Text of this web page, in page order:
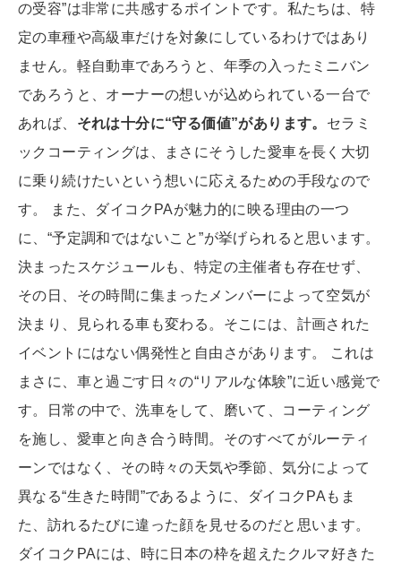
の受容”は非常に共感するポイントです。私たちは、特
定の車種や高級車だけを対象にしているわけではあり
ません。軽自動車であろうと、年季の入ったミニバン
であろうと、オーナーの想いが込められている一台で
あれば、 それは十分に“守る価値”があります。 セラミ
ックコーティングは、まさにそうした愛車を長く大切
に乗り続けたいという想いに応えるための手段なので
す。 また、ダイコクPAが魅力的に映る理由の一つ
に、“予定調和ではないこと”が挙げられると思います。
決まったスケジュールも、特定の主催者も存在せず、
その日、その時間に集まったメンバーによって空気が
決まり、見られる車も変わる。そこには、計画された
イベントにはない偶発性と自由さがあります。 これは
まさに、車と過ごす日々の“リアルな体験”に近い感覚で
す。日常の中で、洗車をして、磨いて、コーティング
を施し、愛車と向き合う時間。そのすべてがルーティ
ーンではなく、その時々の天気や季節、気分によって
異なる“生きた時間”であるように、ダイコクPAもま
た、訪れるたびに違った顔を見せるのだと思います。
ダイコクPAには、時に日本の枠を超えたクルマ好きた